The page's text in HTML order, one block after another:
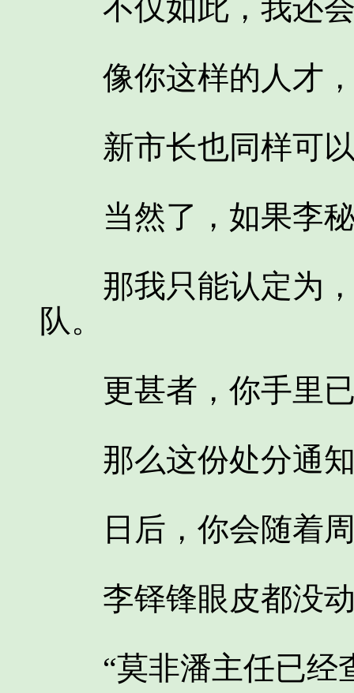
不仅如此，我还会
像你这样的人才，
新市长也同样可
当然了，如果李
那我只能认定为，
队。
更甚者，你手里已
那么这份处分通知
日后，你会随着周
李铎锋眼皮都没动
“莫非潘主任已经